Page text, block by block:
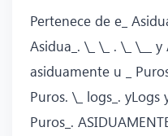
Pertenece de e_
Asidua_. \_ \_ . \_ \__
asiduamente u _
Puros. \_ logs_.
Puros_.